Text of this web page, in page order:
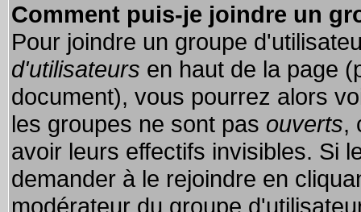
Comment puis-je joindre un
Pour joindre un groupe
d'utilisateurs en haut de la page
document), vous pourrez alors
les groupes ne sont pas ouverts,
avoir leurs effectifs invisibles. Si
demander à le rejoindre en
modérateur du groupe